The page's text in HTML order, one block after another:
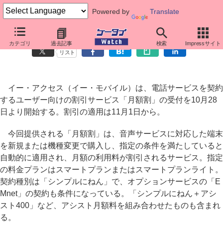
Powered by Translate
カテゴリ 過去記事 検索 Impressサイト
イー・モバイル、音声対応端末向けの新割引サービス「月額割」
リスト
イー・アクセス（イー・モバイル）は、電話サービスを契約
するユーザー向けの割引サービス「月額割」の受付を10月28
日より開始する。割引の適用は11月1日から。
今回提供される「月額割」は、音声サービスに対応した端末
を新規または機種変更で購入し、指定の条件を満たしていると
自動的に適用され、月額の利用料が割引されるサービス。指定
の料金プランはスマートプランまたはスマートプランライト。
契約種別は「シンプルにねん」で、オプションサービスの「E
Mnet」の契約も条件になっている。「シンプルにねん＋アシ
スト400」など、アシスト月額料を組み合わせたものも含まれ
る。